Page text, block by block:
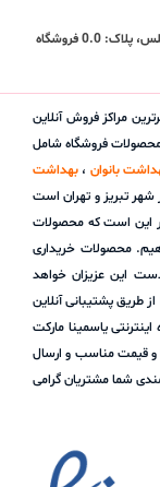
آدرس : تبریز، ائل گلی، کوچه 8 متری گلستان، بن بست اطلس، پلاک: 0.0 فروشگاه
مراکز فروش آنلاین
فروشگاه شامل
بانوان ، بهداشت
شهر تبریز و تهران است
این است که محصولات
محصولات خریداری
این عزیزان خواهد
طریق پشتیبانی آنلاین
اینترنتی یاسمینا مارکت
و قیمت مناسب و ارسال
شما مشتریان گرامی